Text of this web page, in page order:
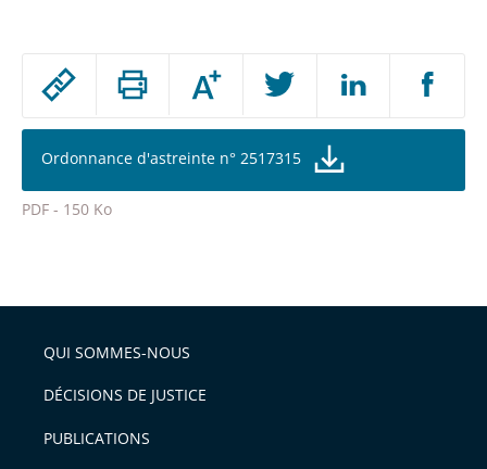
Passer
partage
de
l'article
pour
Augmenter
ou
la
de
police
Ordonnance d'astreinte n° 2517315
PDF - 150 Ko
l'article
pour
avant
QUI SOMMES-NOUS
DÉCISIONS DE JUSTICE
PUBLICATIONS